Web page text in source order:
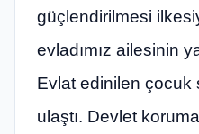
güçlendirilmesi
evladımız ailesinin
Evlat edinilen çocuk
ulaştı. Devlet